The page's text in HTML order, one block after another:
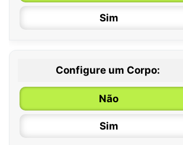
Sim
Configure um Corpo:
Não
Sim